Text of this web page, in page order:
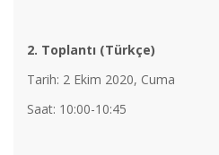
2. Toplantı (Türkçe)
Tarih: 2 Ekim 2020, Cuma
Saat: 10:00-10:45